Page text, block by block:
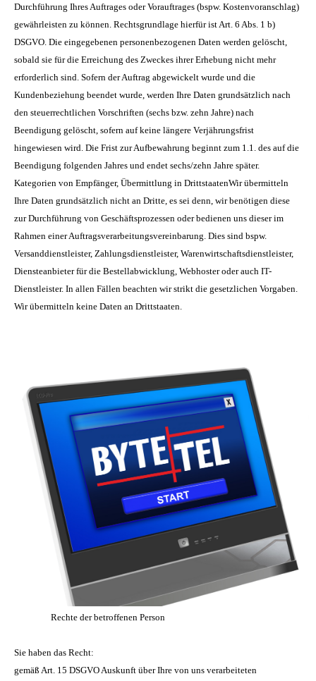
Durchführung Ihres Auftrages oder Vorauftrages (bspw. Kostenvoranschlag)
gewährleisten zu können. Rechtsgrundlage hierfür ist Art. 6 Abs. 1 b)
DSGVO. Die eingegebenen personenbezogenen Daten werden gelöscht,
sobald sie für die Erreichung des Zweckes ihrer Erhebung nicht mehr
erforderlich sind. Sofern der Auftrag abgewickelt wurde und die
Kundenbeziehung beendet wurde, werden Ihre Daten grundsätzlich nach
den steuerrechtlichen Vorschriften (sechs bzw. zehn Jahre) nach
Beendigung gelöscht, sofern auf keine längere Verjährungsfrist
hingewiesen wird. Die Frist zur Aufbewahrung beginnt zum 1.1. des auf die
Beendigung folgenden Jahres und endet sechs/zehn Jahre später.
Kategorien von Empfänger, Übermittlung in DrittstaatenWir übermitteln
Ihre Daten grundsätzlich nicht an Dritte, es sei denn, wir benötigen diese
zur Durchführung von Geschäftsprozessen oder bedienen uns dieser im
Rahmen einer Auftragsverarbeitungsvereinbarung. Dies sind bspw.
Versanddienstleister, Zahlungsdienstleister, Warenwirtschaftsdienstleister,
Diensteanbieter für die Bestellabwicklung, Webhoster oder auch IT-
Dienstleister. In allen Fällen beachten wir strikt die gesetzlichen Vorgaben.
Wir übermitteln keine Daten an Drittstaaten.
Rechte der betroffenen Person
Sie haben das Recht:
gemäß Art. 15 DSGVO Auskunft über Ihre von uns verarbeiteten